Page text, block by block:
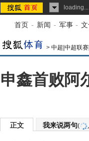
loading...
首页 - 新闻 - 军事 -
> 中超|中超联
申鑫首败阿
正文 我来说两句(